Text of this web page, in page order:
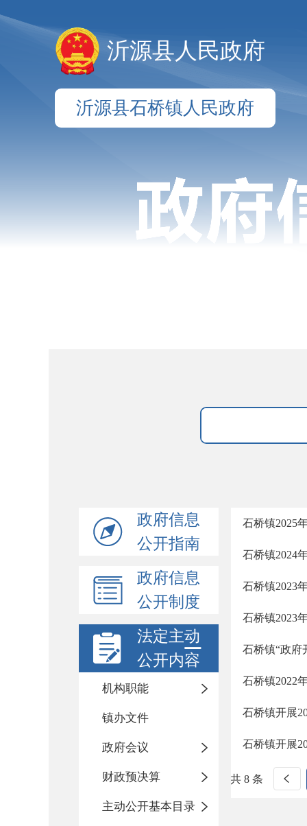
沂源县人民政府
沂源县石桥镇人民政府
政府信息
公开指南
政府信息
公开制度
法定主动
公开内容
机构职能
镇办文件
政府会议
财政预决算
主动公开基本目录
石桥镇2025
石桥镇2024
石桥镇2023
石桥镇2023
石桥镇“政府
石桥镇2022
石桥镇开展
石桥镇开展
共 8 条